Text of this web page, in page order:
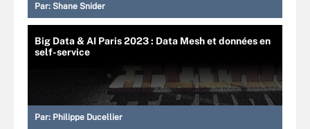
Par: Shane Snider
Big Data & AI Paris 2023 : Data Mesh et données en
self-service
Par: Philippe Ducellier